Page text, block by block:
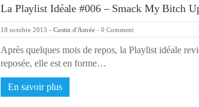
La Playlist Idéale #006 – Smack My Bitch
18 octobre 2013 - Custin d'Astrée - 0 Comment
Après quelques mois de repos, la Playlist idéale
reposée, elle est en forme…
En savoir plus